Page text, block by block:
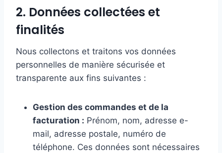
2. Données collectées et
finalités
Nous collectons et traitons vos données
personnelles de manière sécurisée et
transparente aux fins suivantes :
Gestion des commandes et de la
facturation : Prénom, nom, adresse e-
mail, adresse postale, numéro de
téléphone. Ces données sont nécessaires